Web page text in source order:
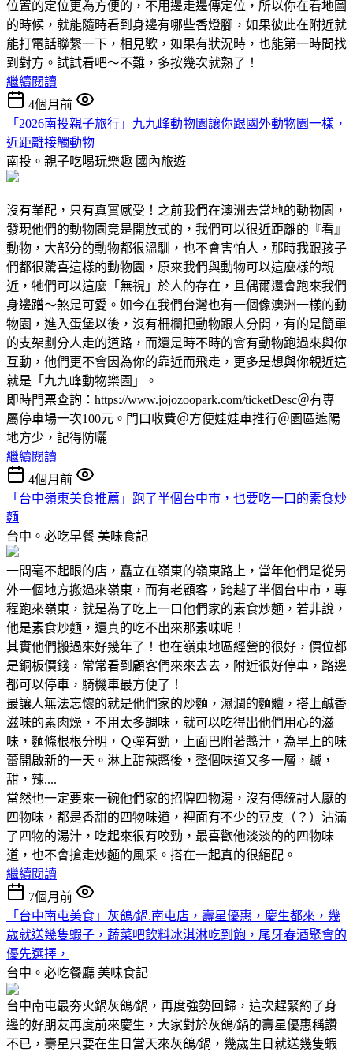
位置的定位更為方便的，不用邊走邊傳定位，所以你在看地圖
的時候，就能隨時看到身邊有哪些香燈腳，如果彼此在附近就
能打電話聯繫一下，相見歡，如果有狀況時，也能第一時間找
到對方。試試看吧～不難，多按幾次就熟了！
繼續閱讀
4個月前
「2026南投親子旅行」九九峰動物園讓你跟國外動物園一樣，
近距離接觸動物
南投。親子吃喝玩樂趣 國內旅遊
沒有業配，只有真實感受！之前我們在澳洲去當地的動物園，
發現他們的動物園竟是開放式的，我們可以很近距離的『看』
動物，大部分的動物都很溫馴，也不會害怕人，那時我跟孩子
們都很驚喜這樣的動物園，原來我們與動物可以這麼樣的親
近，牠們可以這麼「無視」於人的存在，且偶爾還會跑來我們
身邊蹭～煞是可愛。如今在我們台灣也有一個像澳洲一樣的動
物園，進入蛋堡以後，沒有柵欄把動物跟人分開，有的是簡單
的支架劃分人走的道路，而還是時不時的會有動物跑過來與你
互動，他們更不會因為你的靠近而飛走，更多是想與你親近這
就是「九九峰動物樂園」。
即時門票查詢：https://www.jojozoopark.com/ticketDesc＠有專
屬停車場一次100元。門口收費＠方便娃娃車推行＠園區遮陽
地方少，記得防曬
繼續閱讀
4個月前
「台中嶺東美食推薦」跑了半個台中市，也要吃一口的素食炒
麵
台中。必吃早餐 美味食記
一間毫不起眼的店，矗立在嶺東的嶺東路上，當年他們是從另
外一個地方搬過來嶺東，而有老顧客，跨越了半個台中市，專
程跑來嶺東，就是為了吃上一口他們家的素食炒麵，若非說，
他是素食炒麵，還真的吃不出來那素味呢！
其實他們搬過來好幾年了！也在嶺東地區經營的很好，價位都
是銅板價錢，常常看到顧客們來來去去，附近很好停車，路邊
都可以停車，騎機車最方便了！
最讓人無法忘懷的就是他們家的炒麵，濕潤的麵體，搭上鹹香
滋味的素肉燥，不用太多調味，就可以吃得出他們用心的滋
味，麵條根根分明，Ｑ彈有勁，上面巴附著醬汁，為早上的味
蕾開啟新的一天。淋上甜辣醬後，整個味道又多一層，鹹，
甜，辣....
當然也一定要來一碗他們家的招牌四物湯，沒有傳統討人厭的
四物味，都是香甜的四物味道，裡面有不少的豆皮（？）沾滿
了四物的湯汁，吃起來很有咬勁，最喜歡他淡淡的的四物味
道，也不會搶走炒麵的風采。搭在一起真的很絕配。
繼續閱讀
7個月前
「台中南屯美食」灰鴿/鍋.南屯店，壽星優惠，慶生都來，幾
歲就送幾隻蝦子，蔬菜吧飲料冰淇淋吃到飽，尾牙春酒聚會的
優先選擇，
台中。必吃餐廳 美味食記
台中南屯最夯火鍋灰鴿/鍋，再度強勢回歸，這次趕緊約了身
邊的好朋友再度前來慶生，大家對於灰鴿/鍋的壽星優惠稱讚
不已，壽星只要在生日當天來灰鴿/鍋，幾歲生日就送幾隻蝦